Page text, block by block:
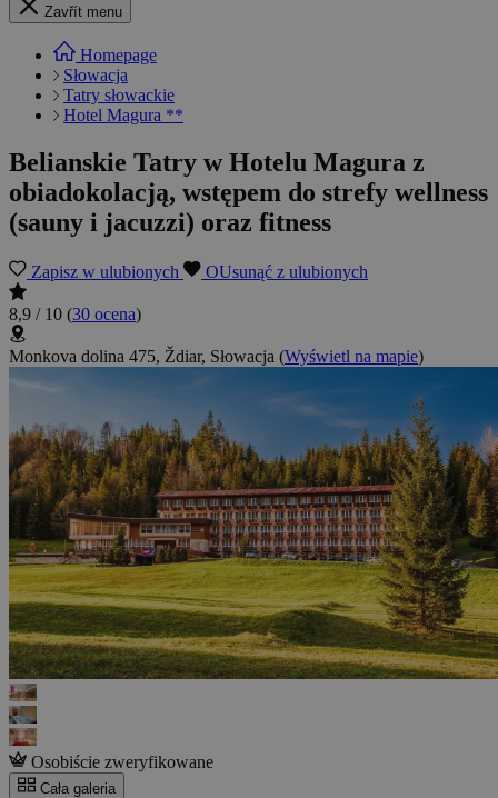
Zavřít menu
Homepage
Słowacja
Tatry słowackie
Hotel Magura **
Belianskie Tatry w Hotelu Magura z
obiadokolacją, wstępem do strefy wellness
(sauny i jacuzzi) oraz fitness
Zapisz w ulubionych OUsunąć z ulubionych
8,9 / 10 (30 ocena)
Monkova dolina 475, Ždiar, Słowacja (Wyświetl na mapie)
Osobiście zweryfikowane
Cała galeria